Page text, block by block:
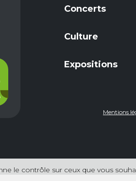
Concerts
Culture
Expositions
Mentions
le contrôle sur ceux que vous